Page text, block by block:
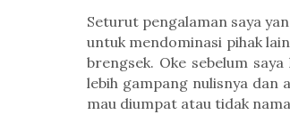
Seturut pengalaman saya
untuk mendominasi pihak
brengsek. Oke sebelum
lebih gampang nulisnya dan
mau diumpat atau tidak